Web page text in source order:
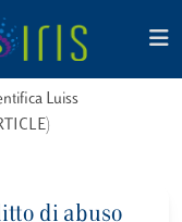
Luiss
di abuso